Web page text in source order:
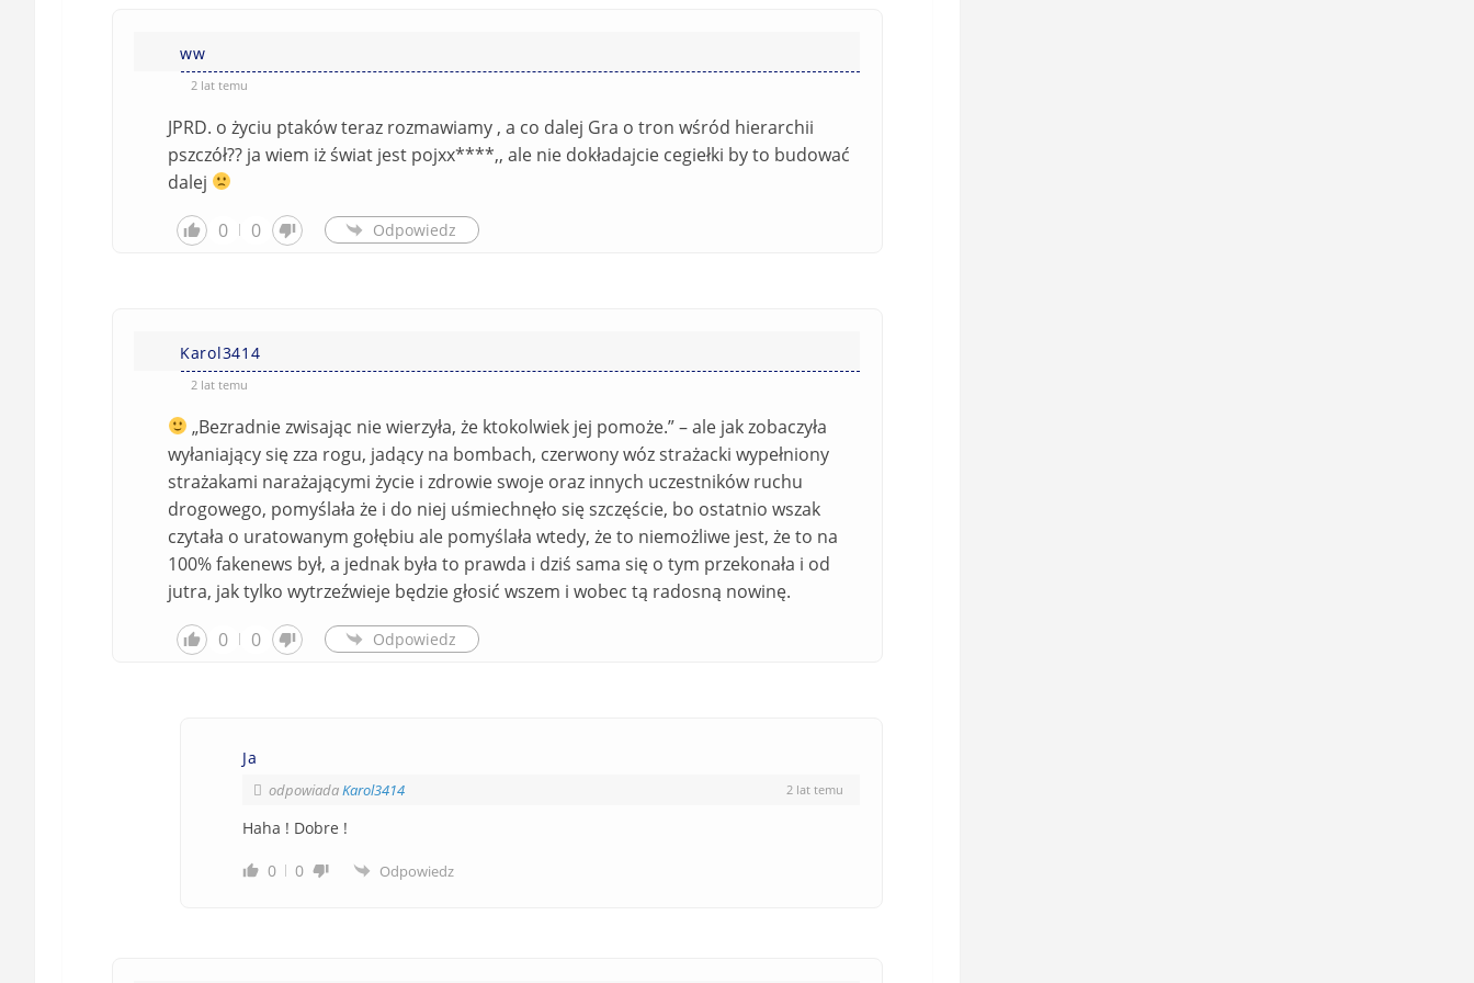
s
ę
*
o
b
w
)
ww
2 lat temu
JPRD. o życiu ptaków teraz rozmawiamy , a co dalej Gra o tron wśród hierarchii
pszczół?? ja wiem iż świat jest pojxx****,, ale nie dokładajcie cegiełki by to budować
dalej
0
0 Odpowiedz
Karol3414
2 lat temu
„Bezradnie zwisając nie wierzyła, że ktokolwiek jej pomoże.” – ale jak zobaczyła
wyłaniający się zza rogu, jadący na bombach, czerwony wóz strażacki wypełniony
strażakami narażającymi życie i zdrowie swoje oraz innych uczestników ruchu
drogowego, pomyślała że i do niej uśmiechnęło się szczęście, bo ostatnio wszak
czytała o uratowanym gołębiu ale pomyślała wtedy, że to niemożliwe jest, że to na
100% fakenews był, a jednak była to prawda i dziś sama się o tym przekonała i od
jutra, jak tylko wytrzeźwieje będzie głosić wszem i wobec tą radosną nowinę.
0
0 Odpowiedz
Ja
odpowiadaKarol3414 2 lat temu
Haha ! Dobre !
0 0 Odpowiedz